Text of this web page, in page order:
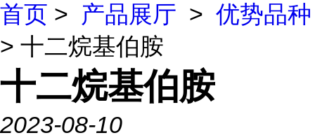
首页 > 产品展厅 > 优势品种
> 十二烷基伯胺
十二烷基伯胺
2023-08-10